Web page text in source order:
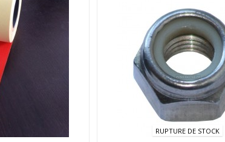
RUPTURE DE STOCK